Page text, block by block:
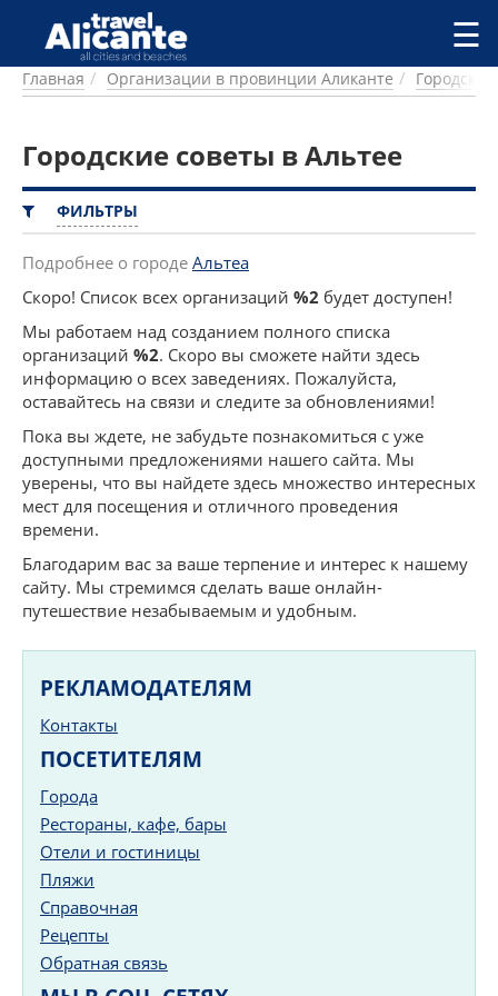
Перейти к основному содержанию
ГОРОДА
ПИТАНИЕ
ПРОЖИВАНИЕ
ПЛЯЖИ
ДОСТОПРИМЕЧАТЕЛЬНОСТИ
КЕМПИНГ
КОМАРКИ (РАЙОНЫ)
РЕЦЕПТЫ
ПРЕДЛОЖЕНИЯ
СТАТЬИ
УСЛУГИ
☰
Главная Организации в провинции Аликанте
Городские советы в Альтее
ФИЛЬТРЫ
Подробнее о городе Альтеа
Скоро! Список всех организаций %2 будет доступен!
Мы работаем над созданием полного списка
организаций %2. Скоро вы сможете найти здесь
информацию о всех заведениях. Пожалуйста,
оставайтесь на связи и следите за обновлениями!
Пока вы ждете, не забудьте познакомиться с уже
доступными предложениями нашего сайта. Мы
уверены, что вы найдете здесь множество интересных
мест для посещения и отличного проведения
времени.
Благодарим вас за ваше терпение и интерес к нашему
сайту. Мы стремимся сделать ваше онлайн-
путешествие незабываемым и удобным.
РЕКЛАМОДАТЕЛЯМ
Контакты
ПОСЕТИТЕЛЯМ
Города
Рестораны, кафе, бары
Отели и гостиницы
Пляжи
Справочная
Рецепты
Обратная связь